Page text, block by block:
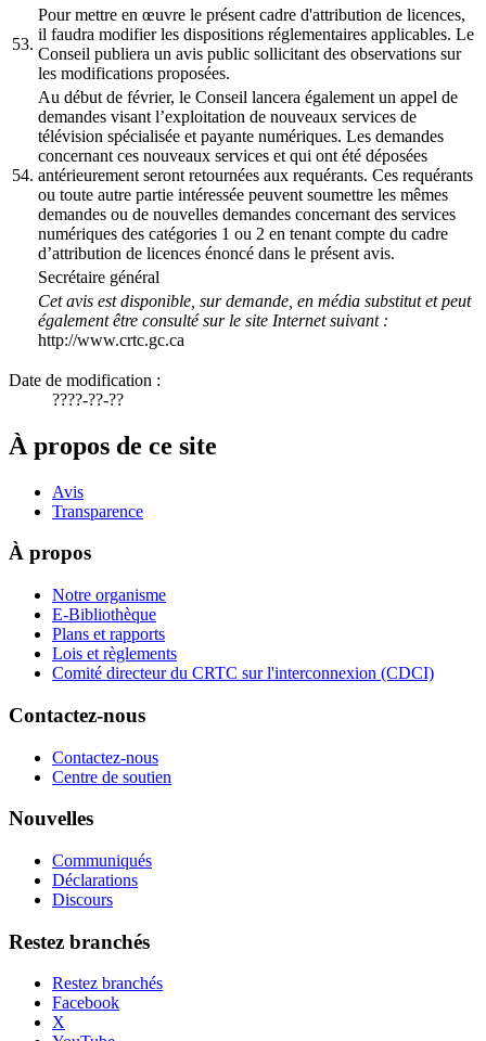
53.
Pour mettre en œuvre le présent cadre d'attribution de licences,
il faudra modifier les dispositions réglementaires applicables. Le
Conseil publiera un avis public sollicitant des observations sur
les modifications proposées.
54.
Au début de février, le Conseil lancera également un appel de
demandes visant l’exploitation de nouveaux services de
télévision spécialisée et payante numériques. Les demandes
concernant ces nouveaux services et qui ont été déposées
antérieurement seront retournées aux requérants. Ces requérants
ou toute autre partie intéressée peuvent soumettre les mêmes
demandes ou de nouvelles demandes concernant des services
numériques des catégories 1 ou 2 en tenant compte du cadre
d’attribution de licences énoncé dans le présent avis.
Secrétaire général
Cet avis est disponible, sur demande, en média substitut et peut
également être consulté sur le site Internet suivant :
http://www.crtc.gc.ca
Date de modification :
????-??-??
À propos de ce site
Avis
Transparence
À propos
Notre organisme
E-Bibliothèque
Plans et rapports
Lois et règlements
Comité directeur du CRTC sur l'interconnexion (CDCI)
Contactez-nous
Contactez-nous
Centre de soutien
Nouvelles
Communiqués
Déclarations
Discours
Restez branchés
Restez branchés
Facebook
X